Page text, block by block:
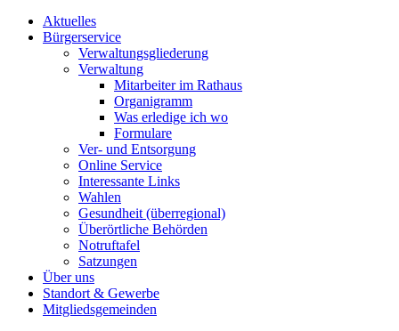
Aktuelles
Bürgerservice
Verwaltungsgliederung
Verwaltung
Mitarbeiter im Rathaus
Organigramm
Was erledige ich wo
Formulare
Ver- und Entsorgung
Online Service
Interessante Links
Wahlen
Gesundheit (überregional)
Überörtliche Behörden
Notruftafel
Satzungen
Über uns
Standort & Gewerbe
Mitgliedsgemeinden